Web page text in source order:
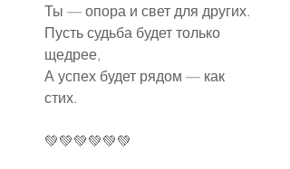
Ты — опора и свет для других.
Пусть судьба будет только
щедрее,
А успех будет рядом — как
стих.
💚💚💚💚💚💚